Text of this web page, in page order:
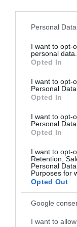
Please note that
not limited to your
grant or deny
use your data for
consent section.
Personal
I want to opt-
personal data.
Opted In
I want to opt-
Personal Data.
Opted In
I want to opt-
Personal
Opted In
I want to opt-
Retention,
Personal
Purposes for
Opted Out
Google
I want to
Ειδήσεις
Οι Queens
παραπόνων